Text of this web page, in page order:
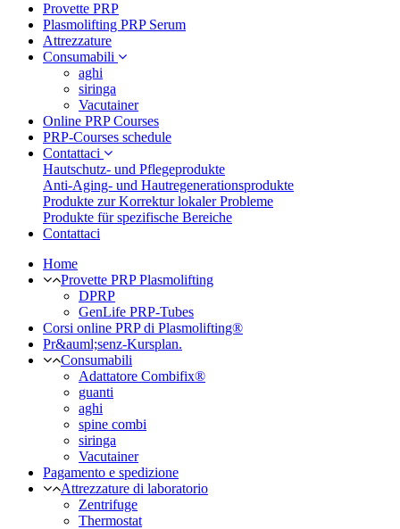
Provette PRP
Plasmolifting PRP Serum
Attrezzature
Consumabili
aghi
siringa
Vacutainer
Online PRP Courses
PRP-Courses schedule
Contattaci
Hautschutz- und Pflegeprodukte
Anti-Aging- und Hautregenerationsprodukte
Produkte zur Korrektur lokaler Probleme
Produkte für spezifische Bereiche
Contattaci
Home
Provette PRP Plasmolifting
DPRP
GenLife PRP-Tubes
Corsi online PRP di Plasmolifting®
Pr&auml;senz-Kursplan.
Consumabili
Adattatore Combifix®
guanti
aghi
spine combi
siringa
Vacutainer
Pagamento e spedizione
Attrezzature di laboratorio
Zentrifuge
Thermostat